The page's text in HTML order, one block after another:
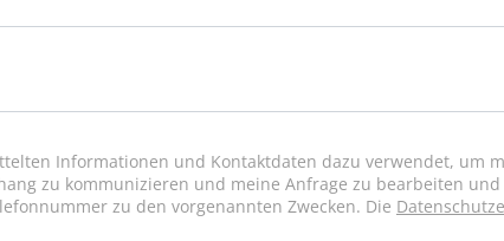
Informationen und Kontaktdaten dazu verwendet, um
zu kommunizieren und meine Anfrage zu bearbeiten
zu den vorgenannten Zwecken. Die